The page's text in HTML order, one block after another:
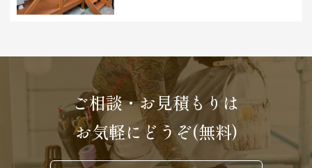
ご相談・お見積もりは
お気軽にどうぞ(無料)